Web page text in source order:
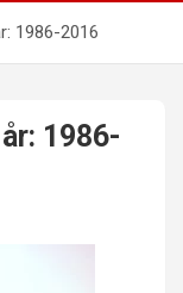
1986-2016
1986-